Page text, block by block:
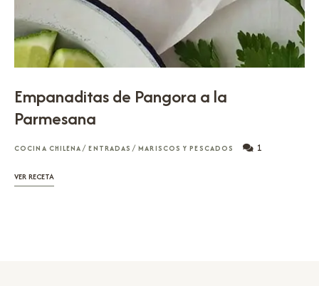
Empanaditas de Pangora a la
Parmesana
COCINA CHILENA/ ENTRADAS / MARISCOS Y PESCADOS 1
VER RECETA